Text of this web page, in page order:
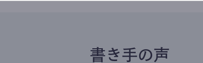
書き手の声